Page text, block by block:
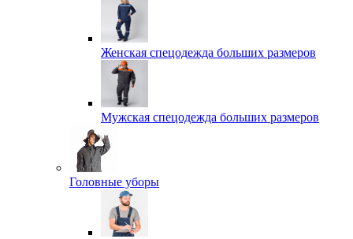
Женская спецодежда больших размеров
Мужская спецодежда больших размеров
Головные уборы